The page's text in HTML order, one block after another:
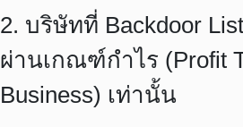
2. บริษัทที่ Backdoor
ผ่านเกณฑ์กำไร (Profit
Business) เท่านั้น